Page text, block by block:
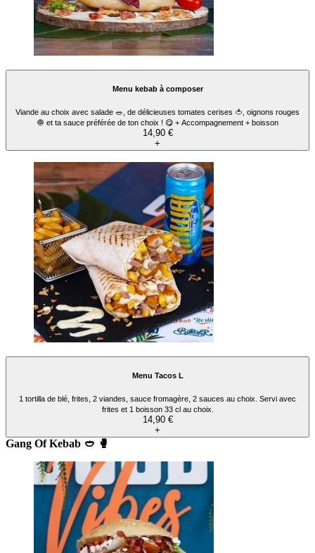
Menu kebab à composer
Viande au choix avec salade 🥗, de délicieuses tomates cerises 🍅, oignons rouges
🧅 et ta sauce préférée de ton choix ! 😋 + Accompagnement + boisson
14,90 €
+
Menu Tacos L
1 tortilla de blé, frites, 2 viandes, sauce fromagère, 2 sauces au choix. Servi avec
frites et 1 boisson 33 cl au choix.
14,90 €
+
Gang Of Kebab 🥙 🥊